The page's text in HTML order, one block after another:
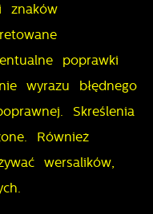
znaków
poprawki
wyrazu błędnego
Skreślenia
Również
wersalików,